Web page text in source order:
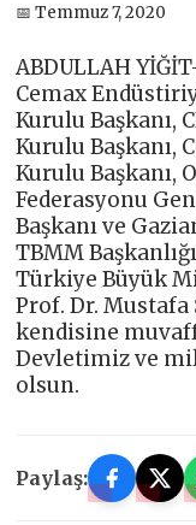
📅 Temmuz 7, 2020
ABDULLAH
Cemax
Kurulu Başkanı,
Kurulu Başkanı,
Kurulu Başkanı,
Federasyonu
Başkanı ve
TBMM
Türkiye Büyük
Prof. Dr. Mustafa
kendisine
Devletimiz ve
olsun.
Paylaş: